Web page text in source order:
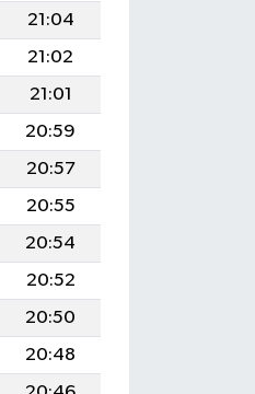
21:04
21:02
21:01
20:59
20:57
20:55
20:54
20:52
20:50
20:48